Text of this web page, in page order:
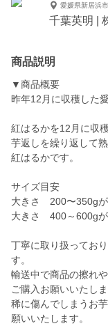
愛媛県新居浜市
千葉英明 |
商品説明
▼商品概要
昨年12月に収穫した
紅はるかを12月に収
芋返しを繰り返して
紅はるかです。
サイズ目安
大きさ 200〜350gが
大きさ 400～600gが
丁寧に取り扱ってお
す。
輸送中で商品の擦れ
ご購入お願いいたしま
稀に傷んでしまうお
願いいたします。